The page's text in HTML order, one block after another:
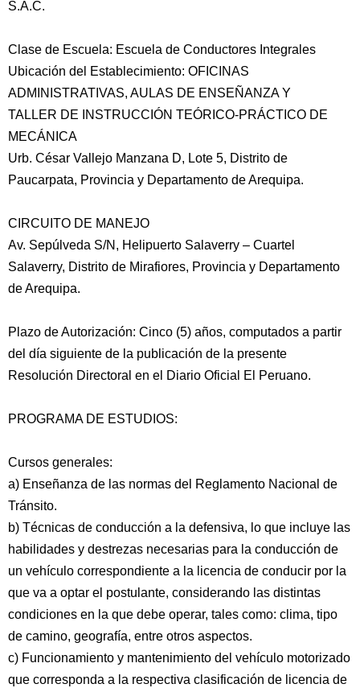
S.A.C.
Clase de Escuela: Escuela de Conductores Integrales
Ubicación del Establecimiento: OFICINAS
ADMINISTRATIVAS, AULAS DE ENSEÑANZA Y
TALLER DE INSTRUCCIÓN TEÓRICO-PRÁCTICO DE
MECÁNICA
Urb. César Vallejo Manzana D, Lote 5, Distrito de
Paucarpata, Provincia y Departamento de Arequipa.
CIRCUITO DE MANEJO
Av. Sepúlveda S/N, Helipuerto Salaverry – Cuartel
Salaverry, Distrito de Mirafiores, Provincia y Departamento
de Arequipa.
Plazo de Autorización: Cinco (5) años, computados a partir
del día siguiente de la publicación de la presente
Resolución Directoral en el Diario Oficial El Peruano.
PROGRAMA DE ESTUDIOS:
Cursos generales:
a) Enseñanza de las normas del Reglamento Nacional de
Tránsito.
b) Técnicas de conducción a la defensiva, lo que incluye las
habilidades y destrezas necesarias para la conducción de
un vehículo correspondiente a la licencia de conducir por la
que va a optar el postulante, considerando las distintas
condiciones en la que debe operar, tales como: clima, tipo
de camino, geografía, entre otros aspectos.
c) Funcionamiento y mantenimiento del vehículo motorizado
que corresponda a la respectiva clasificación de licencia de